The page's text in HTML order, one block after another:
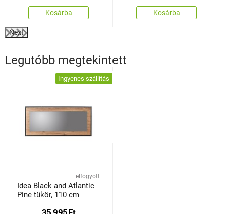
Kosárba Kosárba
Next
Legutóbb megtekintett
Ingyenes szállítás
elfogyott
Idea Black and Atlantic
Pine tükör, 110 cm